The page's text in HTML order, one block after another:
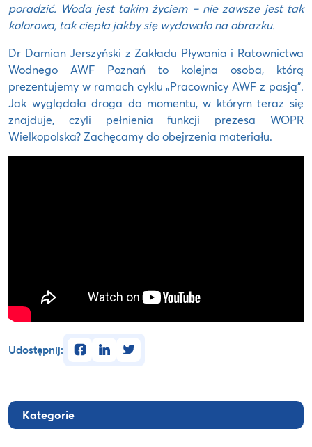
Kategorie
poradzić. Woda jest takim życiem – nie zawsze jest tak
kolorowa, tak ciepła jakby się wydawało na obrazku.
Dr Damian Jerszyński z Zakładu Pływania i Ratownictwa
Wodnego AWF Poznań to kolejna osoba, którą
prezentujemy w ramach cyklu „Pracownicy AWF z pasją”.
Jak wyglądała droga do momentu, w którym teraz się
znajduje, czyli pełnienia funkcji prezesa WOPR
Wielkopolska? Zachęcamy do obejrzenia materiału.
Udostępnij: facebooklinkedintwitter